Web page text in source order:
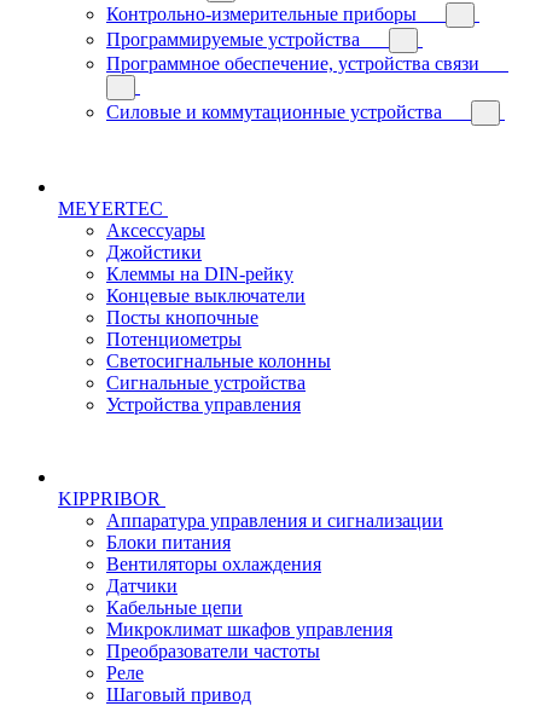
Контрольно-измерительные приборы
Программируемые устройства
Программное обеспечение, устройства связи
Силовые и коммутационные устройства
MEYERTEC
Аксессуары
Джойстики
Клеммы на DIN-рейку
Концевые выключатели
Посты кнопочные
Потенциометры
Светосигнальные колонны
Сигнальные устройства
Устройства управления
KIPPRIBOR
Аппаратура управления и сигнализации
Блоки питания
Вентиляторы охлаждения
Датчики
Кабельные цепи
Микроклимат шкафов управления
Преобразователи частоты
Реле
Шаговый привод